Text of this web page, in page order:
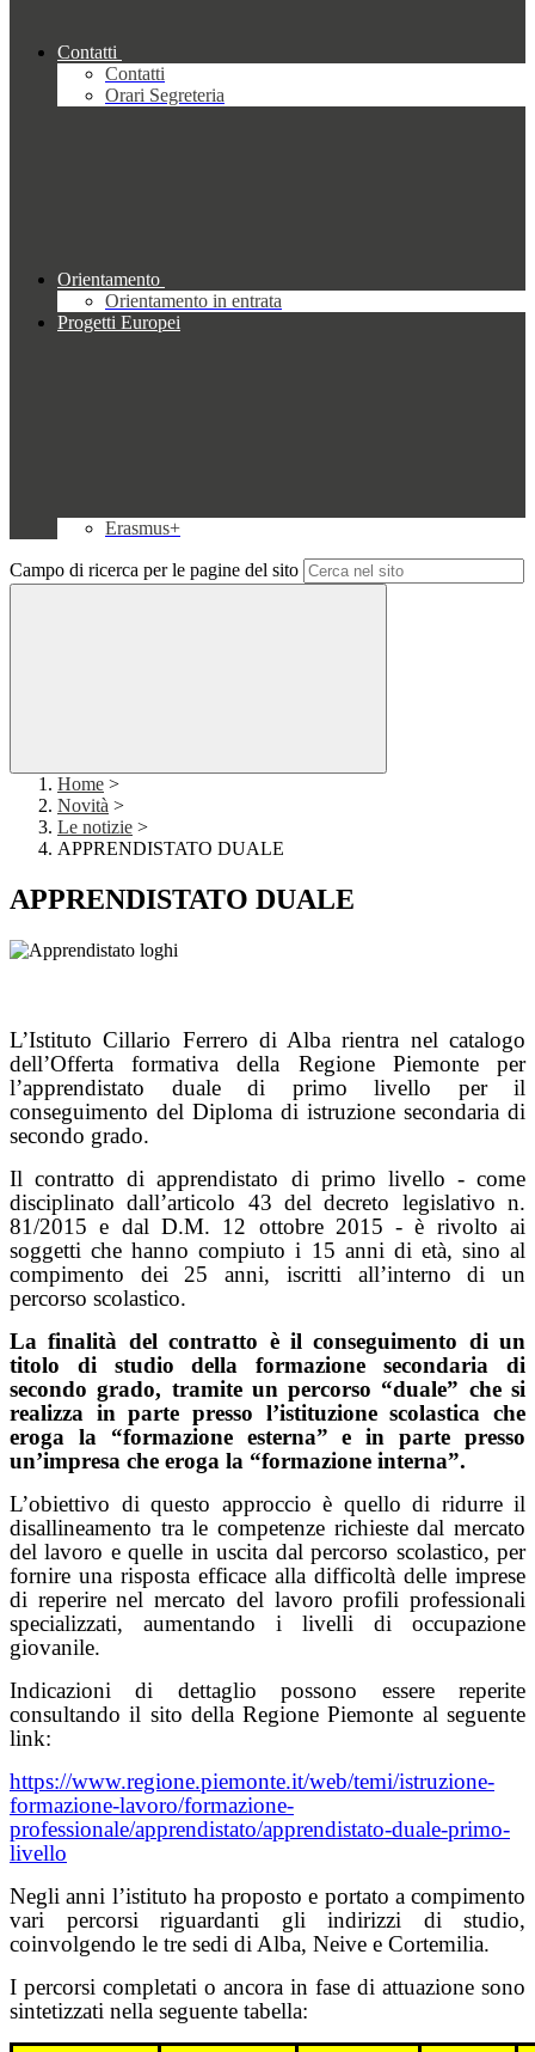
Contatti
Contatti
Orari Segreteria
Orientamento
Orientamento in entrata
Progetti Europei
Erasmus+
Campo di ricerca per le pagine del sito
Home >
Novità >
Le notizie >
APPRENDISTATO DUALE
APPRENDISTATO DUALE
L’Istituto Cillario Ferrero di Alba rientra nel catalogo
dell’Offerta formativa della Regione Piemonte per
l’apprendistato duale di primo livello per il
conseguimento del Diploma di istruzione secondaria di
secondo grado.
Il contratto di apprendistato di primo livello - come
disciplinato dall’articolo 43 del decreto legislativo n.
81/2015 e dal D.M. 12 ottobre 2015 - è rivolto ai
soggetti che hanno compiuto i 15 anni di età, sino al
compimento dei 25 anni, iscritti all’interno di un
percorso scolastico.
La finalità del contratto è il conseguimento di un
titolo di studio della formazione secondaria di
secondo grado, tramite un percorso “duale” che si
realizza in parte presso l’istituzione scolastica che
eroga la “formazione esterna” e in parte presso
un’impresa che eroga la “formazione interna”.
L’obiettivo di questo approccio è quello di ridurre il
disallineamento tra le competenze richieste dal mercato
del lavoro e quelle in uscita dal percorso scolastico, per
fornire una risposta efficace alla difficoltà delle imprese
di reperire nel mercato del lavoro profili professionali
specializzati, aumentando i livelli di occupazione
giovanile.
Indicazioni di dettaglio possono essere reperite
consultando il sito della Regione Piemonte al seguente
link:
https://www.regione.piemonte.it/web/temi/istruzione-
formazione-lavoro/formazione-
professionale/apprendistato/apprendistato-duale-primo-
livello
Negli anni l’istituto ha proposto e portato a compimento
vari percorsi riguardanti gli indirizzi di studio,
coinvolgendo le tre sedi di Alba, Neive e Cortemilia.
I percorsi completati o ancora in fase di attuazione sono
sintetizzati nella seguente tabella: